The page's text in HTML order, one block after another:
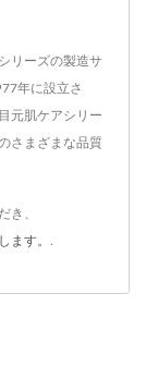
リーズの製造サ
年に設立さ
元肌ケアシリー
さまざまな品質
き、
ます。 .